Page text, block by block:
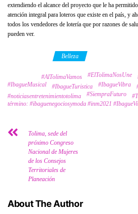
extendiendo el alcance del proyecto que le ha
atención integral para loteros que existe en el país, y
todos los vendedores de lotería que por razones de
pueden ver.
Belleza
#AlTolimaVamos #ElTolimaNosUne
#IbagueMusical
#IbagueTuristica #IbagueVibra
#noticiasentretenimientotolima
#SiempraFuturo
término: #ibaguenegociosymoda #inm2021
Tolima, sede del
próximo Congreso
Nacional de Mujeres
de los Consejos
Territoriales de
Planeación
About The Author